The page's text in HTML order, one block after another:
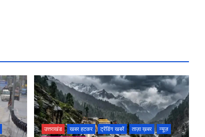
उत्तराखंड खबर हटकर ट्रेंडिंग खबरें ताज़ा ख़बर
न्यूज़